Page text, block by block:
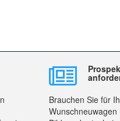
Brauchen Sie für